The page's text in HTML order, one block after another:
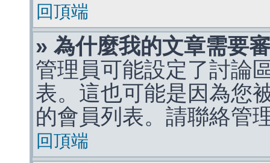
回頂端
» 為什麼我的文章需要
管理員可能設定了討論
表。這也可能是因為您
的會員列表。請聯絡管
回頂端